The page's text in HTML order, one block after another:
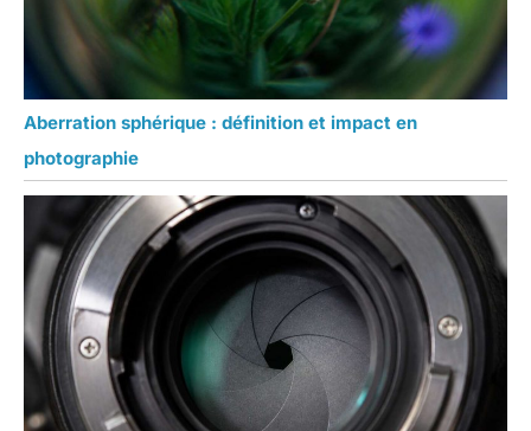
Aberration sphérique : définition et impact en
photographie